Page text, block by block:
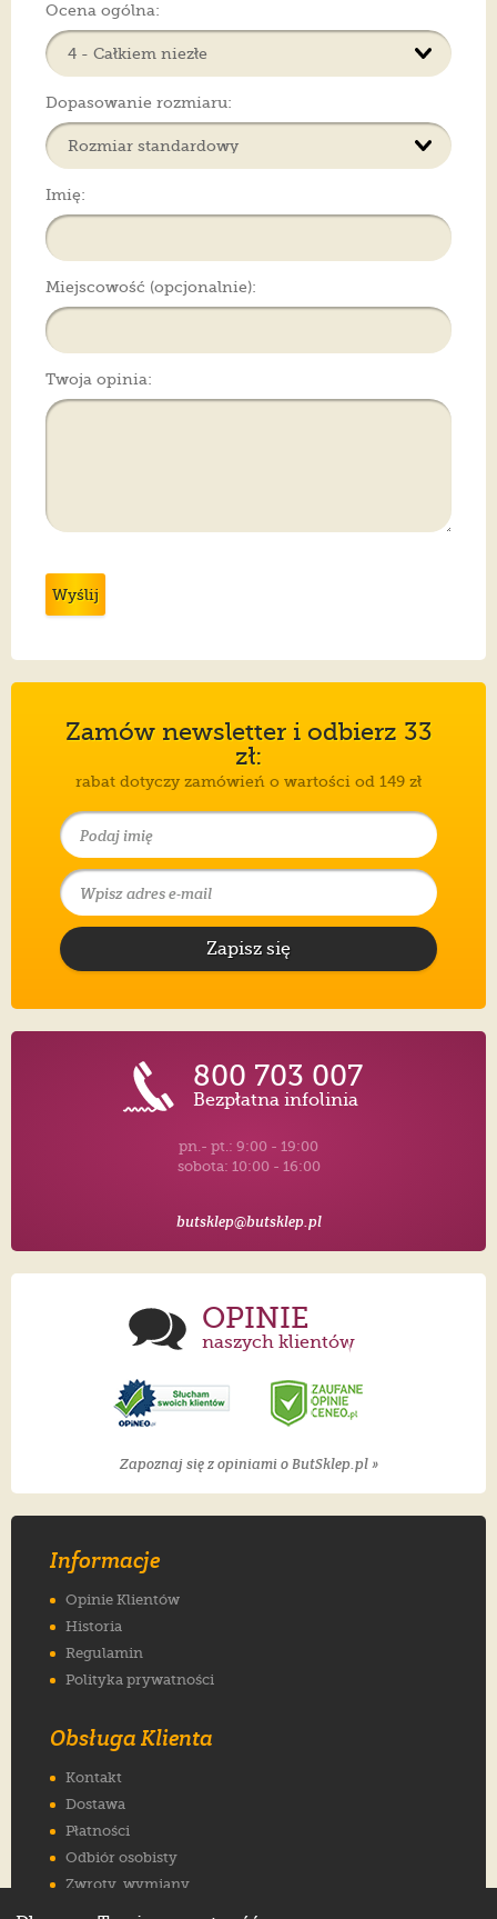
Ocena ogólna:
Dopasowanie rozmiaru:
Imię:
Miejscowość (opcjonalnie):
Twoja opinia:
Wyślij
Zamów newsletter i odbierz 33
zł:
rabat dotyczy zamówień o wartości od 149 zł
Zapisz się
800 703 007
Bezpłatna infolinia
pn.- pt.: 9:00 - 19:00
sobota: 10:00 - 16:00
butsklep@butsklep.pl
OPINIE
naszych klientów
Zapoznaj się z opiniami o ButSklep.pl »
Informacje
Opinie Klientów
Historia
Regulamin
Polityka prywatności
Obsługa Klienta
Kontakt
Dostawa
Płatności
Odbiór osobisty
Zwroty, wymiany